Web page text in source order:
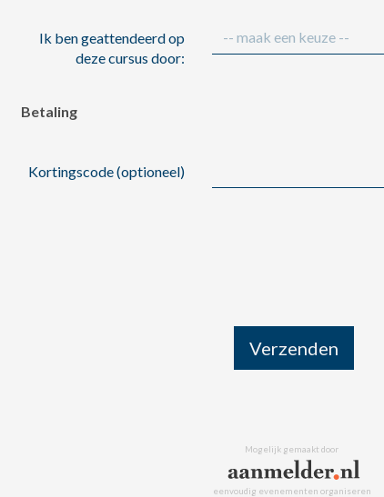
Ik ben geattendeerd op
deze cursus door:
Betaling
Kortingscode (optioneel)
Verzenden
Mogelijk gemaakt door
eenvoudig evenementen organiseren